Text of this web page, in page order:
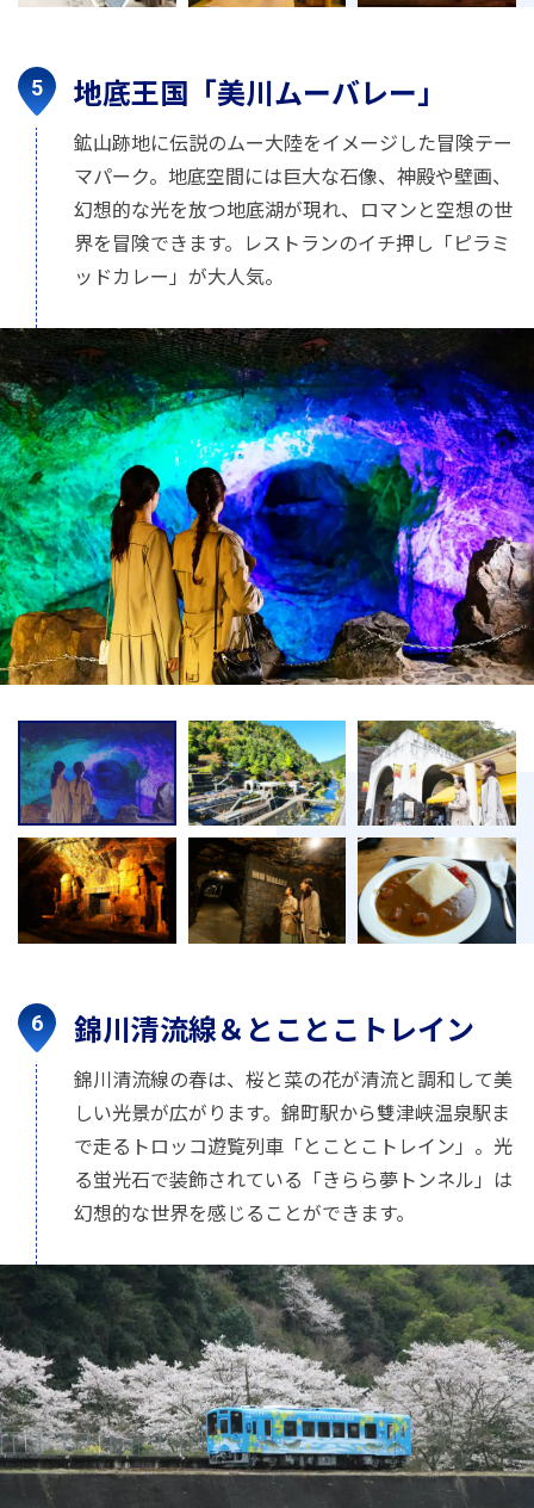
地底王国「美川ムーバレー」
鉱山跡地に伝説のムー大陸をイメージした冒険テー
マパーク。地底空間には巨大な石像、神殿や壁画、
幻想的な光を放つ地底湖が現れ、ロマンと空想の世
界を冒険できます。レストランのイチ押し「ピラミ
ッドカレー」が大人気。
錦川清流線＆とことこトレイン
錦川清流線の春は、桜と菜の花が清流と調和して美
しい光景が広がります。錦町駅から雙津峡温泉駅ま
で走るトロッコ遊覧列車「とことこトレイン」。光
る蛍光石で装飾されている「きらら夢トンネル」は
幻想的な世界を感じることができます。